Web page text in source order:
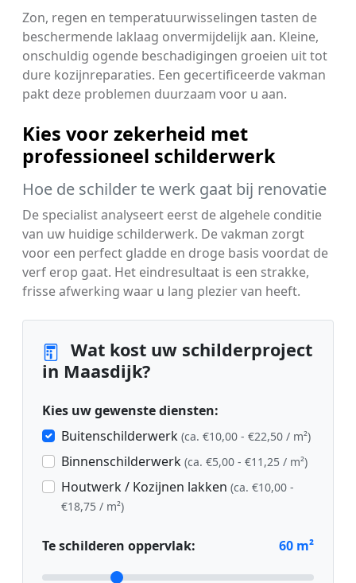
Zon, regen en temperatuurwisselingen tasten de
beschermende laklaag onvermijdelijk aan. Kleine,
onschuldig ogende beschadigingen groeien uit tot
dure kozijnreparaties. Een gecertificeerde vakman
pakt deze problemen duurzaam voor u aan.
Kies voor zekerheid met
professioneel schilderwerk
Hoe de schilder te werk gaat bij renovatie
De specialist analyseert eerst de algehele conditie
van uw huidige schilderwerk. De vakman zorgt
voor een perfect gladde en droge basis voordat de
verf erop gaat. Het eindresultaat is een strakke,
frisse afwerking waar u lang plezier van heeft.
Wat kost uw schilderproject
in Maasdijk?
Kies uw gewenste diensten:
Buitenschilderwerk (ca. €10,00 - €22,50 / m²)
Binnenschilderwerk (ca. €5,00 - €11,25 / m²)
Houtwerk / Kozijnen lakken (ca. €10,00 -
€18,75 / m²)
Te schilderen oppervlak: 60 m²